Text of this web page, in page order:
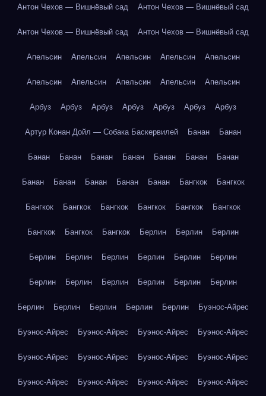
Антон Чехов — Вишнёвый сад Антон Чехов — Вишнёвый сад
Антон Чехов — Вишнёвый сад Антон Чехов — Вишнёвый сад
Апельсин Апельсин Апельсин Апельсин Апельсин
Апельсин Апельсин Апельсин Апельсин Апельсин
Арбуз Арбуз Арбуз Арбуз Арбуз Арбуз Арбуз
Артур Конан Дойл — Собака Баскервилей Банан Банан
Банан Банан Банан Банан Банан Банан Банан
Банан Банан Банан Банан Банан Бангкок Бангкок
Бангкок Бангкок Бангкок Бангкок Бангкок Бангкок
Бангкок Бангкок Бангкок Берлин Берлин Берлин
Берлин Берлин Берлин Берлин Берлин Берлин
Берлин Берлин Берлин Берлин Берлин Берлин
Берлин Берлин Берлин Берлин Берлин Буэнос-Айрес
Буэнос-Айрес Буэнос-Айрес Буэнос-Айрес Буэнос-Айрес
Буэнос-Айрес Буэнос-Айрес Буэнос-Айрес Буэнос-Айрес
Буэнос-Айрес Буэнос-Айрес Буэнос-Айрес Буэнос-Айрес